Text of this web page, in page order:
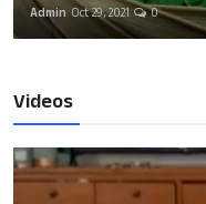
Admin Oct 29, 2021 0
Videos